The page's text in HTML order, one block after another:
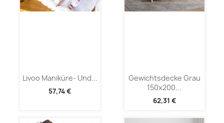
Livoo Maniküre- Und...
57,74 €
Gewichtsdecke Grau
150x200...
62,31 €